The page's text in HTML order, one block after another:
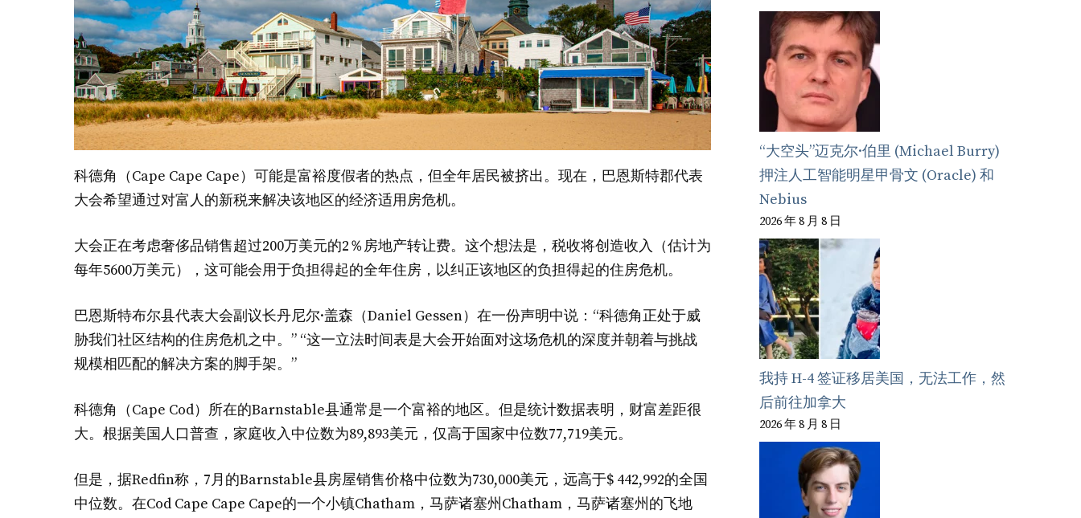
科德角（Cape Cape Cape）可能是富裕度假者的热点，但全年居民被挤出。现在，巴恩斯特郡代表
大会希望通过对富人的新税来解决该地区的经济适用房危机。
大会正在考虑奢侈品销售超过200万美元的2％房地产转让费。这个想法是，税收将创造收入（估计为
每年5600万美元），这可能会用于负担得起的全年住房，以纠正该地区的负担得起的住房危机。
巴恩斯特布尔县代表大会副议长丹尼尔·盖森（Daniel Gessen）在一份声明中说：“科德角正处于威
胁我们社区结构的住房危机之中。” “这一立法时间表是大会开始面对这场危机的深度并朝着与挑战
规模相匹配的解决方案的脚手架。”
科德角（Cape Cod）所在的Barnstable县通常是一个富裕的地区。但是统计数据表明，财富差距很
大。根据美国人口普查，家庭收入中位数为89,893美元，仅高于国家中位数77,719美元。
但是，据Redfin称，7月的Barnstable县房屋销售价格中位数为730,000美元，远高于$ 442,992的全国
中位数。在Cod Cape Cape Cape的一个小镇Chatham，马萨诸塞州Chatham，马萨诸塞州的飞地
“大空头”迈克尔·伯里 (Michael Burry)
押注人工智能明星甲骨文 (Oracle) 和
Nebius
2026 年 8 月 8 日
我持 H-4 签证移居美国，无法工作，然
后前往加拿大
2026 年 8 月 8 日